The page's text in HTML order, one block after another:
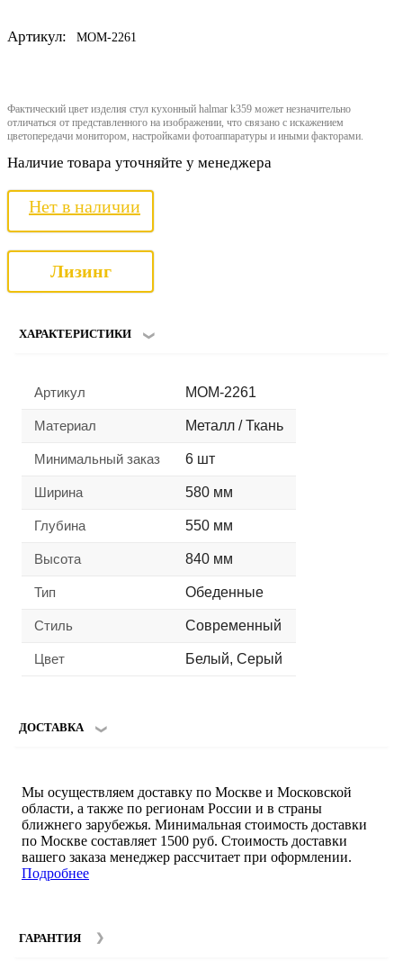
Артикул: MOM-2261
Фактический цвет изделия стул кухонный halmar k359 может незначительно
отличаться от представленного на изображении, что связано с искажением
цветопередачи монитором, настройками фотоаппаратуры и иными факторами.
Наличие товара уточняйте у менеджера
Нет в наличии
Лизинг
ХАРАКТЕРИСТИКИ
Артикул MOM-2261
Материал Металл / Ткань
Минимальный заказ 6 шт
Ширина 580 мм
Глубина 550 мм
Высота 840 мм
Тип Обеденные
Стиль Современный
Цвет Белый, Серый
ДОСТАВКА
Мы осуществляем доставку по Москве и Московской
области, а также по регионам России и в страны
ближнего зарубежья. Минимальная стоимость доставки
по Москве составляет 1500 руб. Стоимость доставки
вашего заказа менеджер рассчитает при оформлении.
Подробнее
ГАРАНТИЯ